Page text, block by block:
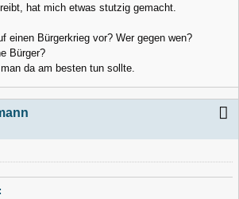
hat mich etwas stutzig gemacht.
einen Bürgerkrieg vor? Wer gegen wen?
Bürger?
da am besten tun sollte.